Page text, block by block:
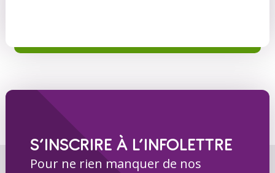
S’INSCRIRE À L’INFOLETTRE
Pour ne rien manquer de nos